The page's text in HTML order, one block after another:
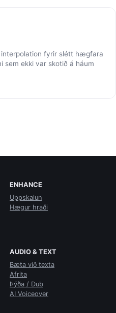
fyrir slétt hægfara
sem ekki var skotið á háum
ENHANCE
Uppskalun
Hægur hraði
AUDIO & TEXT
Bæta við texta
Afrita
Þýða / Dub
AI Voiceover